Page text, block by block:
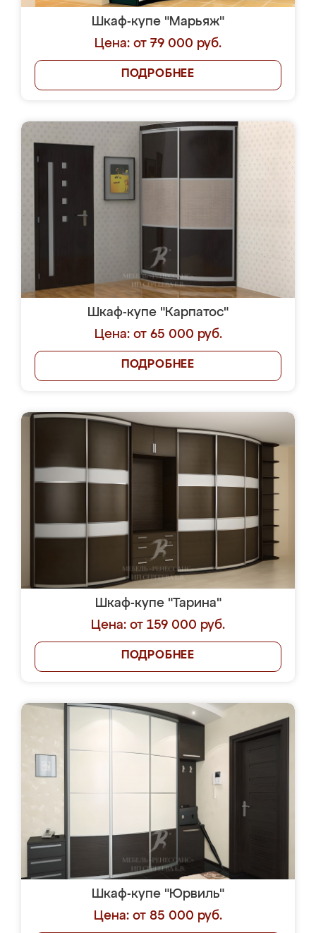
Шкаф-купе "Марьяж"
Цена: от 79 000 руб.
ПОДРОБНЕЕ
Шкаф-купе "Карпатос"
Цена: от 65 000 руб.
ПОДРОБНЕЕ
Шкаф-купе "Тарина"
Цена: от 159 000 руб.
ПОДРОБНЕЕ
Шкаф-купе "Юрвиль"
Цена: от 85 000 руб.